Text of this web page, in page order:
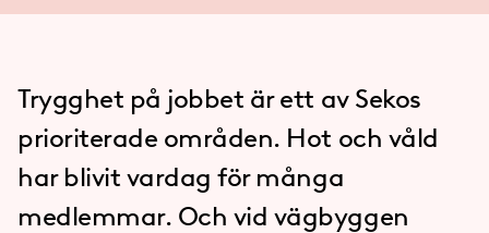
Trygghet på jobbet är ett av Sekos
prioriterade områden. Hot och våld
har blivit vardag för många
medlemmar. Och vid vägbyggen